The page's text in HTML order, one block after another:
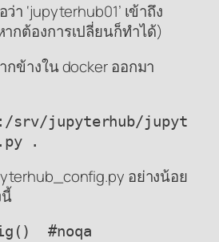
า ‘jupyterhub01’ เข้าถึง
กต้องการเปลี่ยนก็ทำได้)
กข้างใน docker ออกมา
srv/jupyterhub/jupyt
.
อย่างน้อย
#noqa